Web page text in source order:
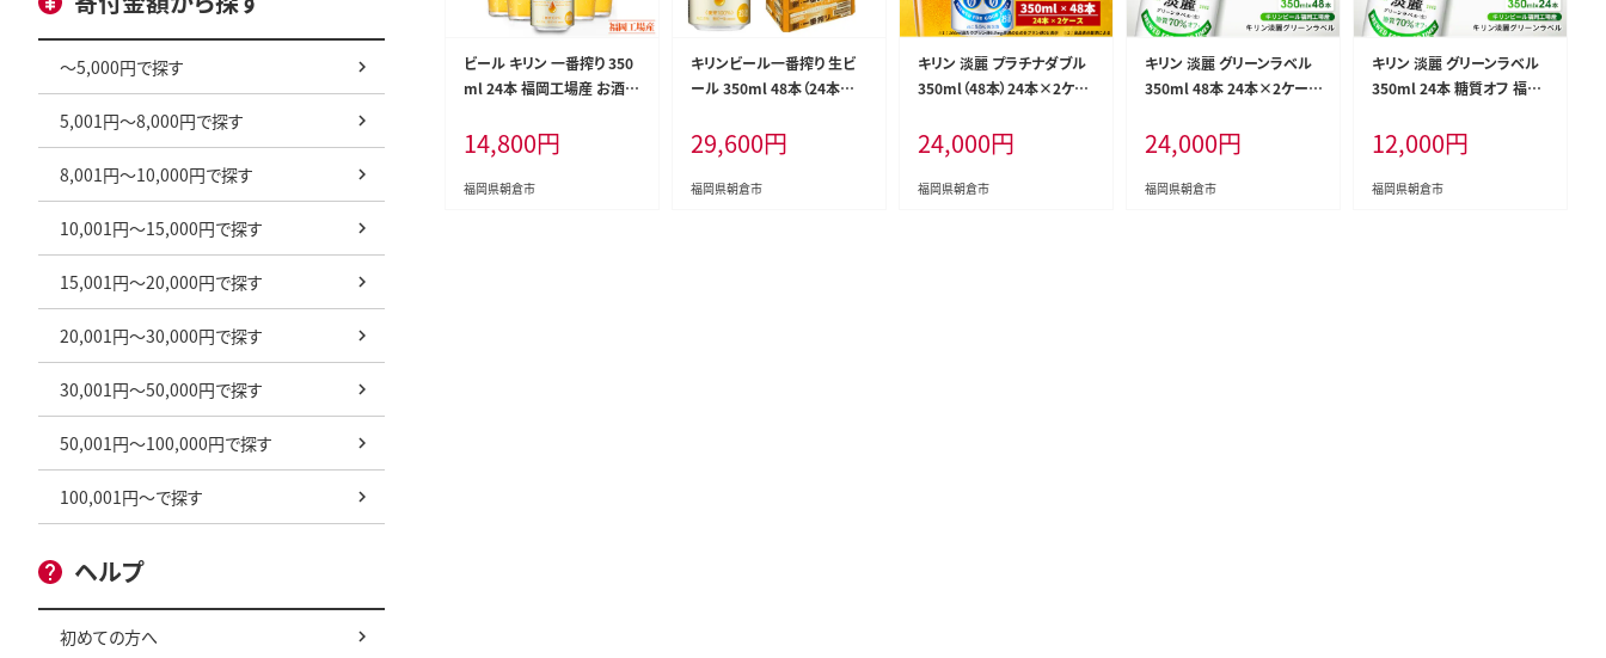
～5,000円で探す
5,001円～8,000円で探す
8,001円～10,000円で探す
10,001円～15,000円で探す
15,001円～20,000円で探す
20,001円～30,000円で探す
30,001円～50,000円で探す
50,001円～100,000円で探す
100,001円～で探す
ヘルプ
初めての方へ
ビール キリン 一番搾り 350
ml 24本 福岡工場産 お酒
ール ギフト 内祝い ケース
一番搾り麦汁 麦100％ すみ
きった味わい
14,800円
福岡県朝倉市
キリンビール一番搾り 生ビ
ール 350ml 48本（24本×2
ルコール飲料 48本入り キリ
ン一番搾り 1週間以内 発送
29,600円
福岡県朝倉市
キリン 淡麗 プラチナダブル
350ml（48本）24本×2ケー
場産 ビール キリンビール お
酒 アルコール 酵母 抑制 発
酵制御技術 飲みごたえ 爽快
24,000円
福岡県朝倉市
キリン 淡麗 グリーンラベル
350ml 48本 24本×2ケース
ビール キリンビール 発泡酒
送料無料 ギフト 内祝い
24,000円
福岡県朝倉市
キリン 淡麗 グリーンラベル
350ml 24本 糖質オフ 福岡
ール 発泡酒 送料無料 ギフ
ト 内祝い ケース
12,000円
福岡県朝倉市